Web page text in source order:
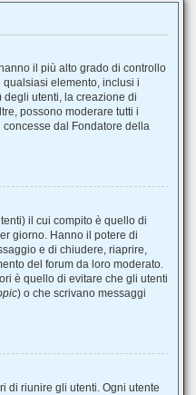
il più alto grado di controllo
qualsiasi elemento, inclusi i
utenti, la creazione di
possono moderare tutti i
dal Fondatore della
il cui compito è quello di
giorno. Hanno il potere di
e di chiudere, riaprire,
del forum da loro moderato.
è quello di evitare che gli utenti
) o che scrivano messaggi
di riunire gli utenti. Ogni utente